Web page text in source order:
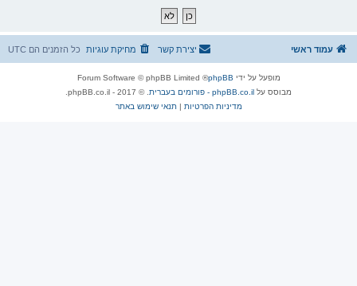
עמוד ראשי כל הזמנים הם UTC מחיקת עוגיות יצירת קשר
מופעל על ידי phpBB
® Forum Software © phpBB Limited
מבוסס על phpBB.co.il - פורומים בעברית
. © 2017 - phpBB.co.il.
מדיניות הפרטיות |תנאי שימוש באתר